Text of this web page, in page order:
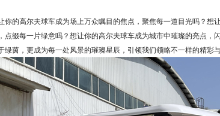
你的高尔夫球车成为场上万众瞩目的焦点，聚焦每一道目光吗？想
点缀每一片绿意吗？想让你的高尔夫球车成为城市中璀璨的亮点，
绿茵，更成为每一处风景的璀璨星辰，引领我们领略不一样的精彩与